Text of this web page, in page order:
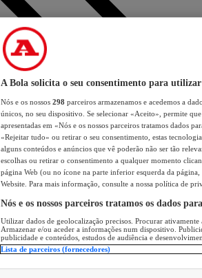
A Bola solicita o seu consentimento para utilizar
Nós e os nossos 298 parceiros armazenamos e acedemos a
únicos, no seu dispositivo. Se selecionar «Aceito», permite
apresentadas em «Nós e os nossos parceiros tratamos dados
«Rejeitar tudo» ou retirar o seu consentimento, estas
alguns conteúdos e anúncios que vê poderão não ser tão
escolhas ou retirar o consentimento a qualquer momento
página Web (ou no ícone na parte inferior esquerda da página,
Website. Para mais informação, consulte a nossa política de
Nós e os nossos parceiros tratamos os dados
Utilizar dados de geolocalização precisos. Procurar
Armazenar e/ou aceder a informações num dispositivo.
publicidade e conteúdos, estudos de audiência e
Lista de parceiros (fornecedores)